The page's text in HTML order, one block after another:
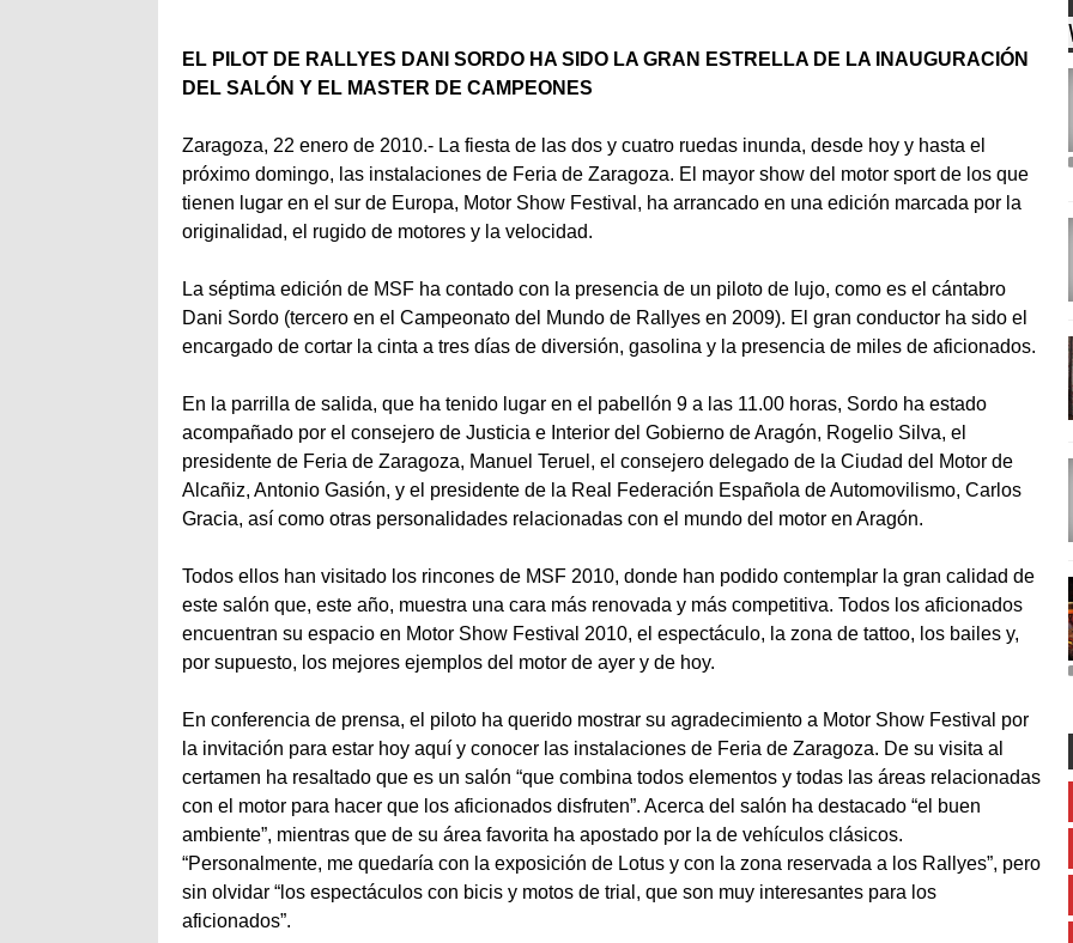
EL PILOT DE RALLYES DANI SORDO HA SIDO LA GRAN ESTRELLA DE LA INAUGURACIÓN
DEL SALÓN Y EL MASTER DE CAMPEONES
Zaragoza, 22 enero de 2010.- La fiesta de las dos y cuatro ruedas inunda, desde hoy y hasta el
próximo domingo, las instalaciones de Feria de Zaragoza. El mayor show del motor sport de los que
tienen lugar en el sur de Europa, Motor Show Festival, ha arrancado en una edición marcada por la
originalidad, el rugido de motores y la velocidad.
La séptima edición de MSF ha contado con la presencia de un piloto de lujo, como es el cántabro
Dani Sordo (tercero en el Campeonato del Mundo de Rallyes en 2009). El gran conductor ha sido el
encargado de cortar la cinta a tres días de diversión, gasolina y la presencia de miles de aficionados.
En la parrilla de salida, que ha tenido lugar en el pabellón 9 a las 11.00 horas, Sordo ha estado
acompañado por el consejero de Justicia e Interior del Gobierno de Aragón, Rogelio Silva, el
presidente de Feria de Zaragoza, Manuel Teruel, el consejero delegado de la Ciudad del Motor de
Alcañiz, Antonio Gasión, y el presidente de la Real Federación Española de Automovilismo, Carlos
Gracia, así como otras personalidades relacionadas con el mundo del motor en Aragón.
Todos ellos han visitado los rincones de MSF 2010, donde han podido contemplar la gran calidad de
este salón que, este año, muestra una cara más renovada y más competitiva. Todos los aficionados
encuentran su espacio en Motor Show Festival 2010, el espectáculo, la zona de tattoo, los bailes y,
por supuesto, los mejores ejemplos del motor de ayer y de hoy.
En conferencia de prensa, el piloto ha querido mostrar su agradecimiento a Motor Show Festival por
la invitación para estar hoy aquí y conocer las instalaciones de Feria de Zaragoza. De su visita al
certamen ha resaltado que es un salón “que combina todos elementos y todas las áreas relacionadas
con el motor para hacer que los aficionados disfruten”. Acerca del salón ha destacado “el buen
ambiente”, mientras que de su área favorita ha apostado por la de vehículos clásicos.
“Personalmente, me quedaría con la exposición de Lotus y con la zona reservada a los Rallyes”, pero
sin olvidar “los espectáculos con bicis y motos de trial, que son muy interesantes para los
aficionados”.